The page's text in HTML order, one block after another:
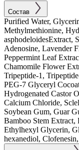
Состав
Purified Water,
Methylmethionine,
asphodeloidesExtract,
Adenosine, Lavender
Peppermint Leaf
Chamomile Flower
Tripeptide-1,
PEG-7 Glyceryl
Hydrogenated Castor
Calcium Chloride,
Soybean Gum, Guar
Bamboo Stem Extract,
Ethylhexyl Glycerin,
hexanediol,